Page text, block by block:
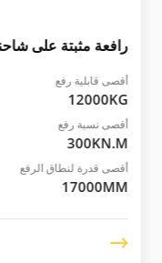
رافعة مثبتة على
أقصى قابلية رفع
12000KG
أقصى نسبة رفع
300KN.M
أقصى قدرة لنطاق الرفع
17000MM